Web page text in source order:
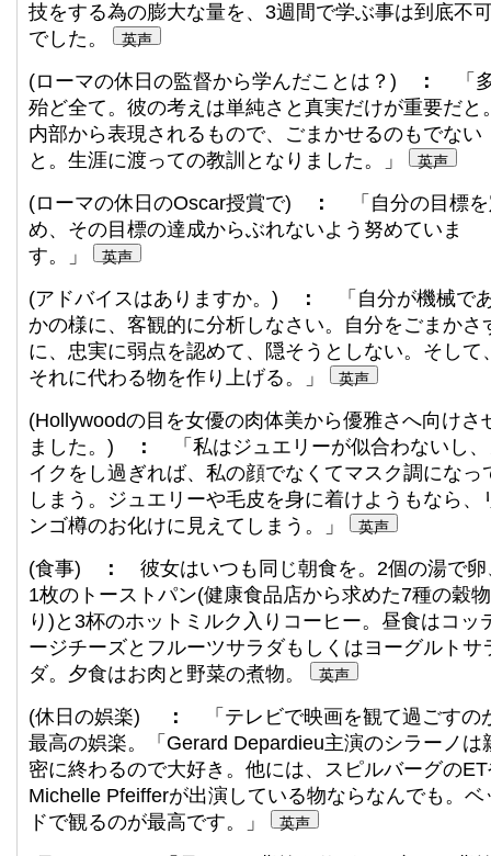
技をする為の膨大な量を、3週間で学ぶ事は到底不
でした。
英声
(ローマの休日の監督から学んだことは？) ：
「
殆ど全て。彼の考えは単純さと真実だけが重要だと
内部から表現されるもので、ごまかせるのもでない
と。生涯に渡っての教訓となりました。」
英声
(ローマの休日のOscar授賞で) ：
「自分の目標
め、その目標の達成からぶれないよう努めていま
す。」
英声
(アドバイスはありますか。) ：
「自分が機械で
かの様に、客観的に分析しなさい。自分をごまかさ
に、忠実に弱点を認めて、隠そうとしない。そして
それに代わる物を作り上げる。」
英声
(Hollywoodの目を女優の肉体美から優雅さへ向けさ
ました。) ：
「私はジュエリーが似合わないし
イクをし過ぎれば、私の顔でなくてマスク調になっ
しまう。ジュエリーや毛皮を身に着けようもなら、
ンゴ樽のお化けに見えてしまう。」
英声
(食事) ： 彼女はいつも同じ朝食を。2個の湯で卵
1枚のトーストパン(健康食品店から求めた7種の穀
り)と3杯のホットミルク入りコーヒー。昼食はコッ
ージチーズとフルーツサラダもしくはヨーグルトサ
ダ。夕食はお肉と野菜の煮物。
英声
(休日の娯楽) ：
「テレビで映画を観て過ごすの
最高の娯楽。「Gerard Depardieu主演のシラーノは
密に終わるので大好き。他には、スピルバーグの
Michelle Pfeifferが出演している物ならなんでも。ベ
ドで観るのが最高です。」
英声